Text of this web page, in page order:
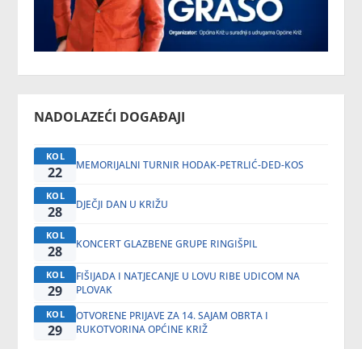
NADOLAZEĆI DOGAĐAJI
KOL
22 MEMORIJALNI TURNIR HODAK-PETRLIĆ-DED-KOS
KOL
28 DJEČJI DAN U KRIŽU
KOL
28 KONCERT GLAZBENE GRUPE RINGIŠPIL
KOL
29
FIŠIJADA I NATJECANJE U LOVU RIBE UDICOM NA
PLOVAK
KOL
29
OTVORENE PRIJAVE ZA 14. SAJAM OBRTA I
RUKOTVORINA OPĆINE KRIŽ